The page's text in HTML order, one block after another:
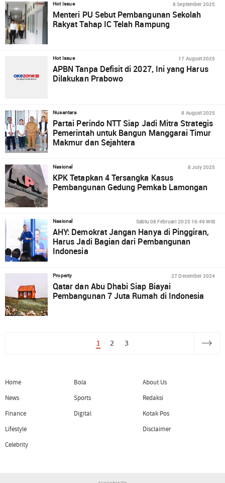
Hot Issue 8 September 2025
Menteri PU Sebut Pembangunan Sekolah
Rakyat Tahap IC Telah Rampung
Hot Issue 17 August 2025
APBN Tanpa Defisit di 2027, Ini yang Harus
Dilakukan Prabowo
Nusantara 8 August 2025
Partai Perindo NTT Siap Jadi Mitra Strategis
Pemerintah untuk Bangun Manggarai Timur
Makmur dan Sejahtera
Nasional 8 July 2025
KPK Tetapkan 4 Tersangka Kasus
Pembangunan Gedung Pemkab Lamongan
Nasional Sabtu 08 Februari 2025 16:49 WIB
AHY: Demokrat Jangan Hanya di Pinggiran,
Harus Jadi Bagian dari Pembangunan
Indonesia
Property 27 December 2024
Qatar dan Abu Dhabi Siap Biayai
Pembangunan 7 Juta Rumah di Indonesia
1 2 3
Home
News
Finance
Lifestyle
Celebrity
Bola
Sports
Digital
About Us
Redaksi
Kotak Pos
Disclaimer